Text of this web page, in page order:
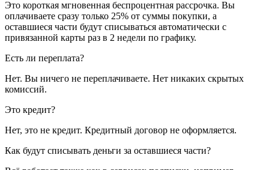
Это короткая мгновенная беспроцентная рассрочка. Вы
оплачиваете сразу только 25% от суммы покупки, а
оставшиеся части будут списываться автоматически с
привязанной карты раз в 2 недели по графику.
Есть ли переплата?
Нет. Вы ничего не переплачиваете. Нет никаких скрытых
комиссий.
Это кредит?
Нет, это не кредит. Кредитный договор не оформляется.
Как будут списывать деньги за оставшиеся части?